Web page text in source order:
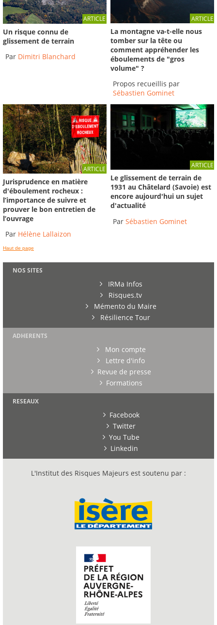
ARTICLE
Un risque connu de
glissement de terrain
Par Dimitri Blanchard
ARTICLE
La montagne va-t-elle nous
tomber sur la tête ou
comment appréhender les
éboulements de "gros
volume" ?
Propos recueillis par
Sébastien Gominet
ARTICLE
Jurisprudence en matière
d'éboulement rocheux :
l’importance de suivre et
prouver le bon entretien de
l’ouvrage
Par Hélène Lallaizon
ARTICLE
Le glissement de terrain de
1931 au Châtelard (Savoie) est
encore aujourd'hui un sujet
d'actualité
ParSébastien Gominet
Haut de page
NOS SITES
IRMa Infos
Risques.tv
Mémento du Maire
Résilience Tour
ADHERENTS
Mon compte
Lettre d'info
Revue de presse
Formations
RESEAUX
Facebook
Twitter
You Tube
Linkedin
L'Institut des Risques Majeurs est soutenu par :